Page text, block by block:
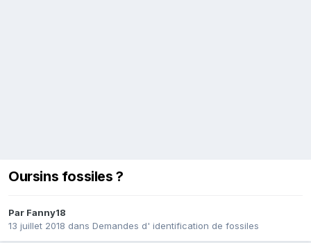
Oursins fossiles ?
Par Fanny18
13 juillet 2018 dans Demandes d' identification de fossiles